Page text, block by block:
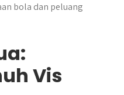
bola dan peluang
Vis